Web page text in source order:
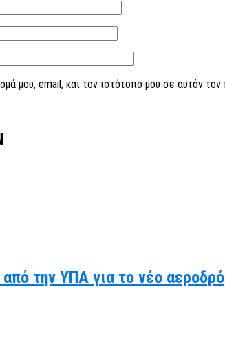
μου, email, και τον ιστότοπο μου σε αυτόν
από την ΥΠΑ για το νέο